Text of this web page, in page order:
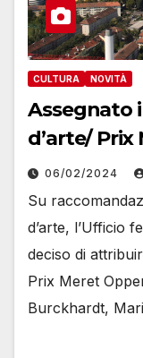
CULTURA NOVITÀ
Assegnato
d’arte/
06/02/2024
Su
d’arte, l’Ufficio
deciso di
Prix Meret
Burckhardt,